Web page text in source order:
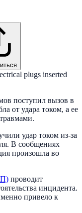
поступил вызов в
от удара током, а ее
удар током из-за
В сообщениях
произошла во
проводит
инцидента.
привело к